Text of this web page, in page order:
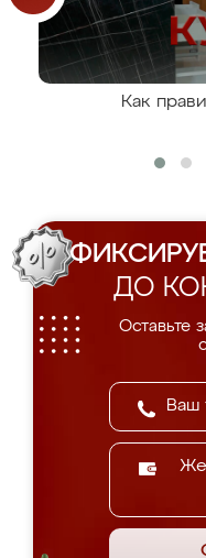
Как
ДО
Оставьте